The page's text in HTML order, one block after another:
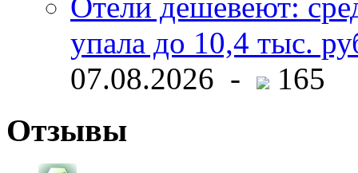
упала до 10,4 тыс.
07.08.2026 -
165
Отзывы